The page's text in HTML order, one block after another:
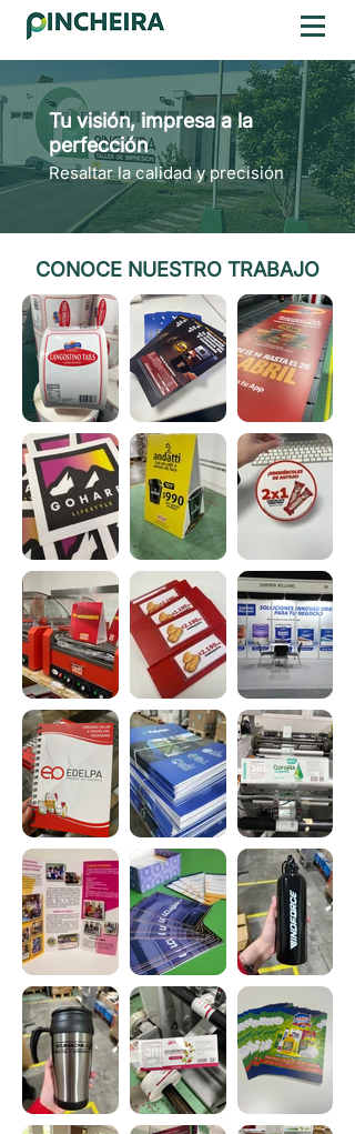
Tu visión, impresa a la
perfección
Resaltar la calidad y precisión
CONOCE NUESTRO TRABAJO